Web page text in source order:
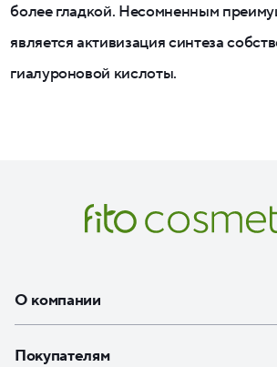
более гладкой. Несомненным
является активизация синтеза
гиалуроновой кислоты.
О компании
Покупателям